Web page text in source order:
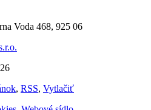
Voda 468, 925 06
, RSS, Vytlačiť